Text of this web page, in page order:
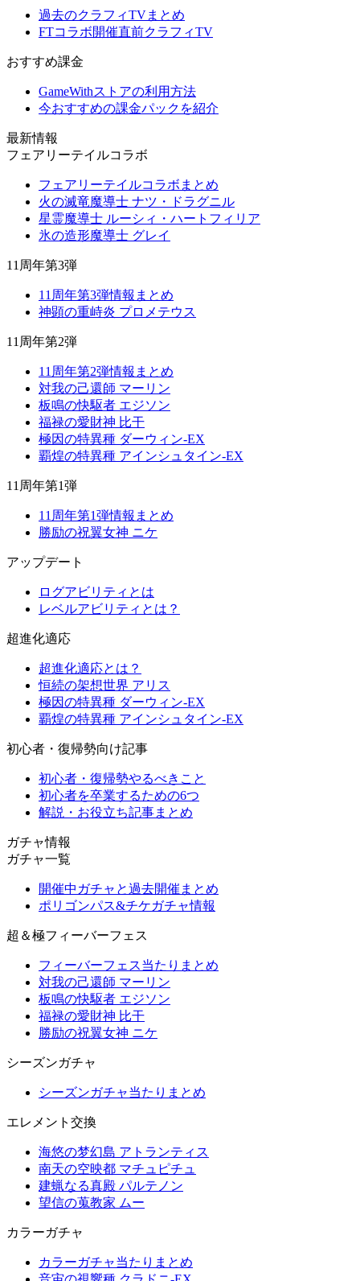
過去のクラフィTVまとめ
FTコラボ開催直前クラフィTV
おすすめ課金
GameWithストアの利用方法
今おすすめの課金パックを紹介
最新情報
フェアリーテイルコラボ
フェアリーテイルコラボまとめ
火の滅竜魔導士 ナツ・ドラグニル
星霊魔導士 ルーシィ・ハートフィリア
氷の造形魔導士 グレイ
11周年第3弾
11周年第3弾情報まとめ
神顕の重峙炎 プロメテウス
11周年第2弾
11周年第2弾情報まとめ
対我の己還師 マーリン
板鳴の快駆者 エジソン
福禄の愛財神 比干
極因の特異種 ダーウィン-EX
覇煌の特異種 アインシュタイン-EX
11周年第1弾
11周年第1弾情報まとめ
勝励の祝翼女神 ニケ
アップデート
ログアビリティとは
レベルアビリティとは？
超進化適応
超進化適応とは？
恒続の架想世界 アリス
極因の特異種 ダーウィン-EX
覇煌の特異種 アインシュタイン-EX
初心者・復帰勢向け記事
初心者・復帰勢やるべきこと
初心者を卒業するための6つ
解説・お役立ち記事まとめ
ガチャ情報
ガチャ一覧
開催中ガチャと過去開催まとめ
ポリゴンパス&チケガチャ情報
超＆極フィーバーフェス
フィーバーフェス当たりまとめ
対我の己還師 マーリン
板鳴の快駆者 エジソン
福禄の愛財神 比干
勝励の祝翼女神 ニケ
シーズンガチャ
シーズンガチャ当たりまとめ
エレメント交換
海悠の梦幻島 アトランティス
南天の空映都 マチュピチュ
建蝋なる真殿 パルテノン
望信の蒐教家 ムー
カラーガチャ
カラーガチャ当たりまとめ